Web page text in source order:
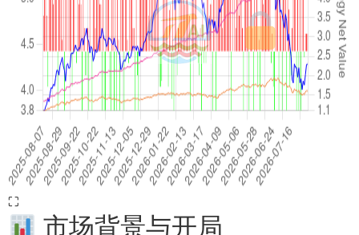
⛶
市场背景与开局